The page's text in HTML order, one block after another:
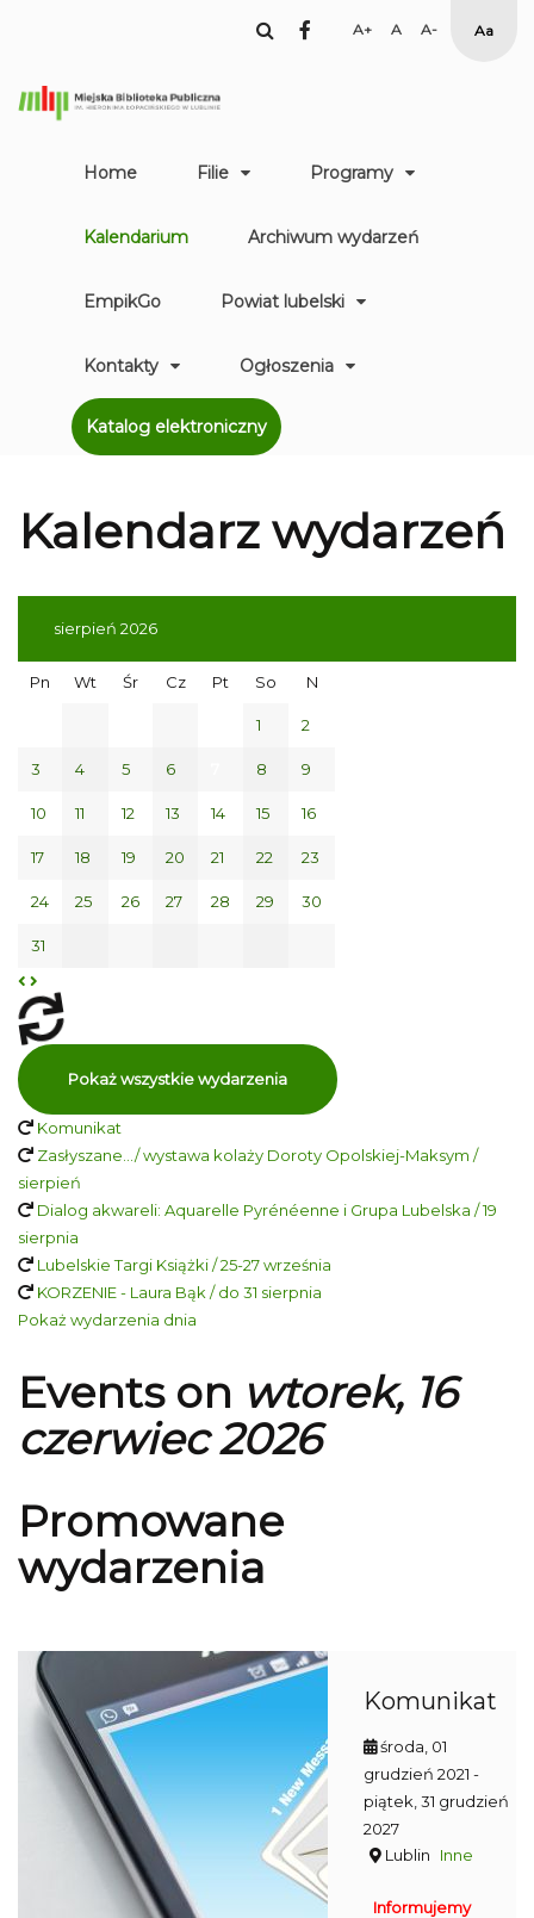
facebook
Set Set
Smaller
High
Home Filie Programy
Kalendarium Archiwum wydarzeń
EmpikGo Powiat lubelski
Kontakty Ogłoszenia
Katalog elektroniczny
Kalendarz wydarzeń
sierpień 2026
Pn Wt Śr Cz Pt So N
1 2
3 4 5 6 8 9
10 11 12 13 14 15 16
17 18 19 20 21 22 23
24 25 26 27 28 29 30
31
Pokaż wszystkie wydarzenia
Komunikat
Zasłyszane…/ wystawa kolaży Doroty Opolskiej-Maksym /
sierpień
Dialog akwareli: Aquarelle Pyrénéenne i Grupa Lubelska / 19
sierpnia
Lubelskie Targi Książki / 25-27 września
KORZENIE - Laura Bąk / do 31 sierpnia
Pokaż wydarzenia dnia
Events on wtorek, 16
czerwiec 2026
Promowane
wydarzenia
Komunikat
środa, 01
grudzień 2021 -
piątek, 31 grudzień
2027
Lublin
Inne
Informujemy